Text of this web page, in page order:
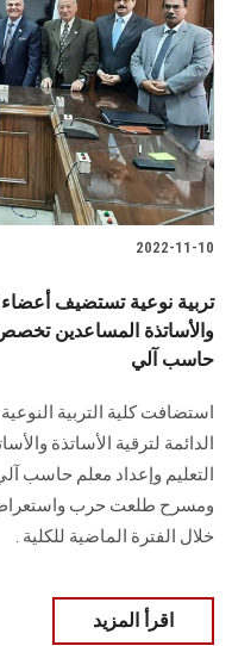
2022-11-10
تربية نوعية تستضيف أعضاء
والأساتذة المساعدين تخصص
حاسب آلي
استضافت كلية التربية
الدائمة لترقية الأساتذة
التعليم وإعداد معلم حاسب
ومسرح طلعت حرب واستعراض
خلال الفترة الماضية للكلية .
اقرأ المزيد